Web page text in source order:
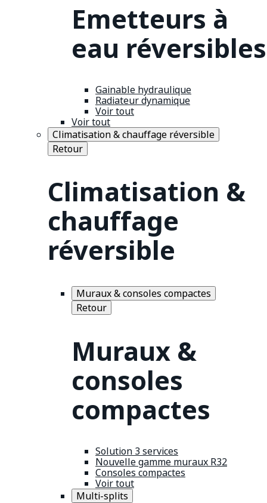
Emetteurs à
eau réversibles
Gainable hydraulique
Radiateur dynamique
Voir tout
Voir tout
Climatisation & chauffage réversible
Retour
Climatisation &
chauffage
réversible
Muraux & consoles compactes
Retour
Muraux &
consoles
compactes
Solution 3 services
Nouvelle gamme muraux R32
Consoles compactes
Voir tout
Multi-splits